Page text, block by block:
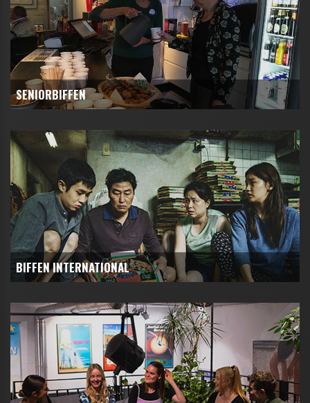
SENIORBIFFEN
BIFFEN INTERNATIONAL